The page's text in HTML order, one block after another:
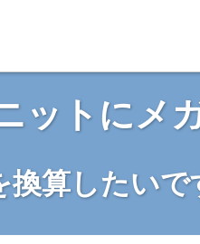
ットにメ
換算したいで